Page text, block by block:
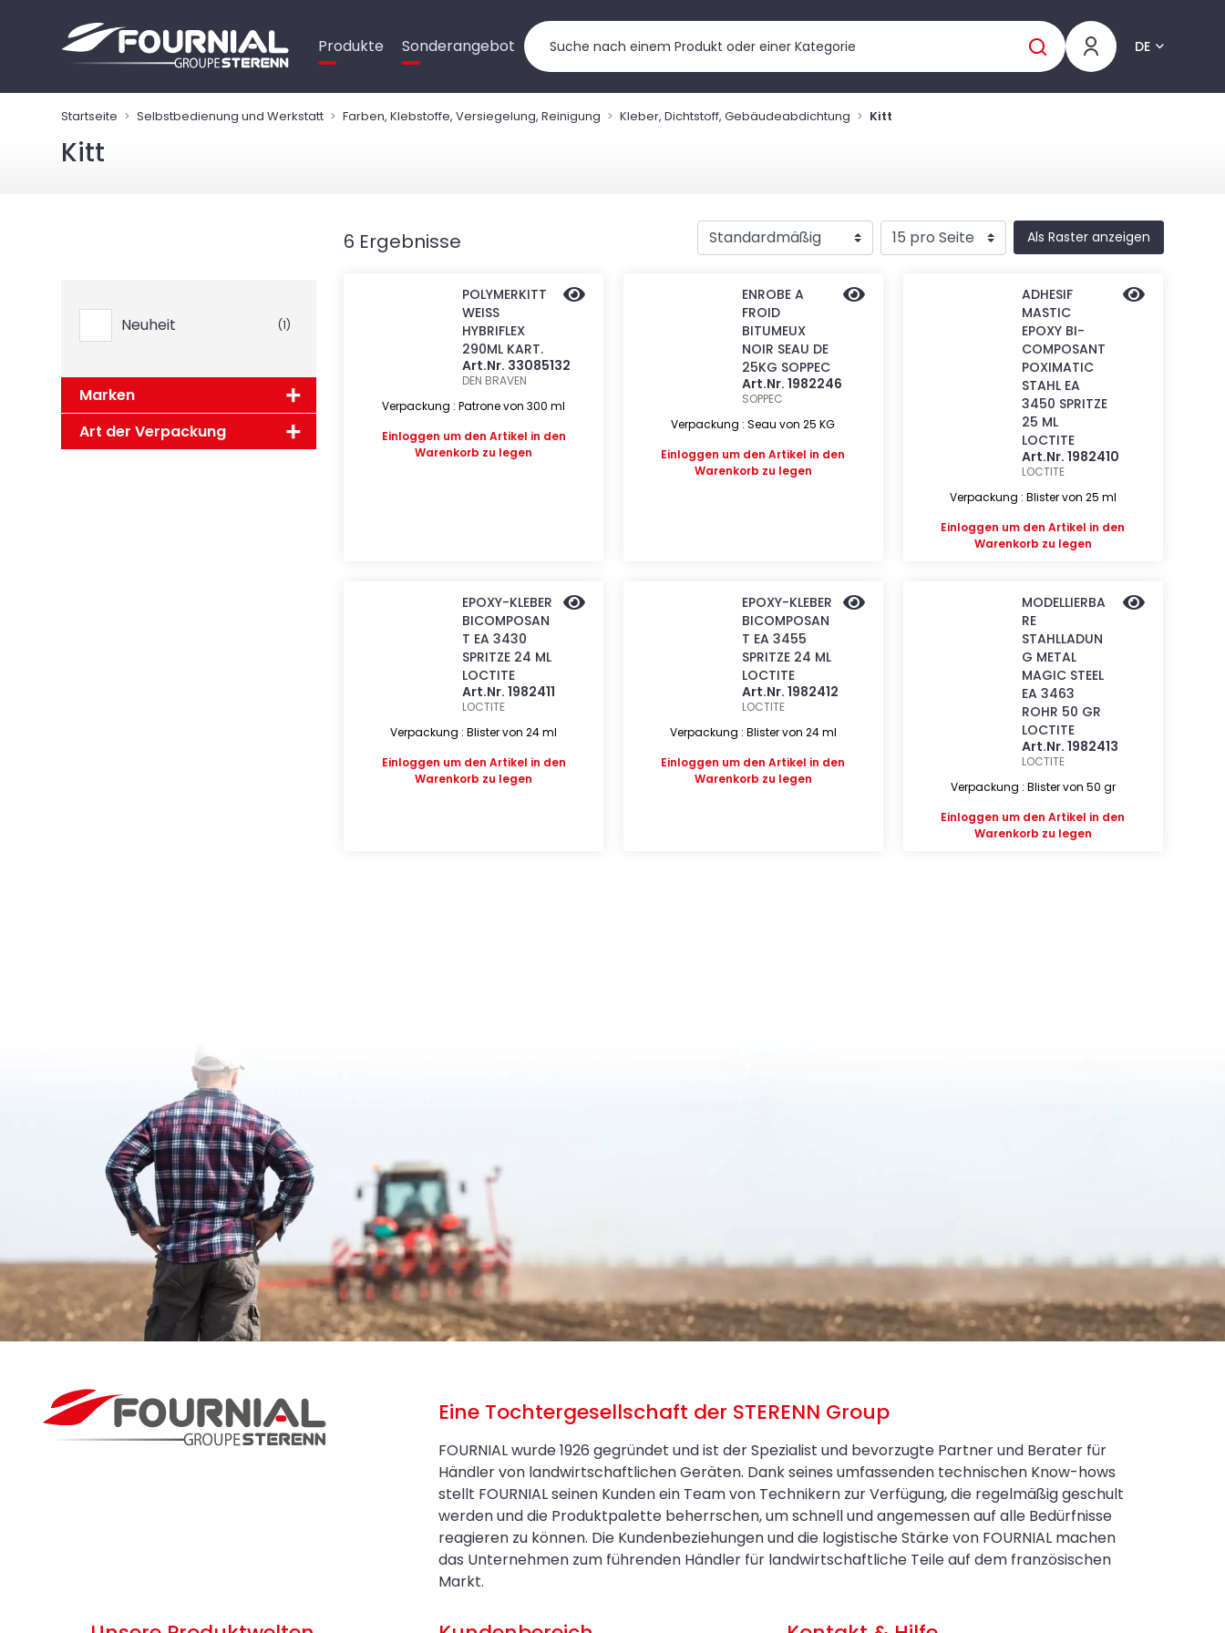
Produkte Sonderangebot DE
Startseite Selbstbedienung und Werkstatt Farben, Klebstoffe, Versiegelung, Reinigung Kleber, Dichtstoff, Gebäudeabdichtung Kitt
Kitt
Neuheit (1)
Marken
Art der Verpackung
6 Ergebnisse Als Raster anzeigen
POLYMERKITT
WEISS
HYBRIFLEX
290ML KART.
Art.Nr. 33085132
DEN BRAVEN
Verpackung : Patrone von 300 ml
Einloggen um den Artikel in den
Warenkorb zu legen
ENROBE A
FROID
BITUMEUX
NOIR SEAU DE
25KG SOPPEC
Art.Nr. 1982246
SOPPEC
Verpackung : Seau von 25 KG
Einloggen um den Artikel in den
Warenkorb zu legen
ADHESIF
MASTIC
EPOXY BI-
COMPOSANT
POXIMATIC
STAHL EA
3450 SPRITZE
25 ML
LOCTITE
Art.Nr. 1982410
LOCTITE
Verpackung : Blister von 25 ml
Einloggen um den Artikel in den
Warenkorb zu legen
EPOXY-KLEBER
BICOMPOSAN
T EA 3430
SPRITZE 24 ML
LOCTITE
Art.Nr. 1982411
LOCTITE
Verpackung : Blister von 24 ml
Einloggen um den Artikel in den
Warenkorb zu legen
EPOXY-KLEBER
BICOMPOSAN
T EA 3455
SPRITZE 24 ML
LOCTITE
Art.Nr. 1982412
LOCTITE
Verpackung : Blister von 24 ml
Einloggen um den Artikel in den
Warenkorb zu legen
MODELLIERBA
RE
STAHLLADUN
G METAL
MAGIC STEEL
EA 3463
ROHR 50 GR
LOCTITE
Art.Nr. 1982413
LOCTITE
Verpackung : Blister von 50 gr
Einloggen um den Artikel in den
Warenkorb zu legen
Eine Tochtergesellschaft der STERENN Group
FOURNIAL wurde 1926 gegründet und ist der Spezialist und bevorzugte Partner und Berater für
Händler von landwirtschaftlichen Geräten. Dank seines umfassenden technischen Know-hows
stellt FOURNIAL seinen Kunden ein Team von Technikern zur Verfügung, die regelmäßig geschult
werden und die Produktpalette beherrschen, um schnell und angemessen auf alle Bedürfnisse
reagieren zu können. Die Kundenbeziehungen und die logistische Stärke von FOURNIAL machen
das Unternehmen zum führenden Händler für landwirtschaftliche Teile auf dem französischen
Markt.